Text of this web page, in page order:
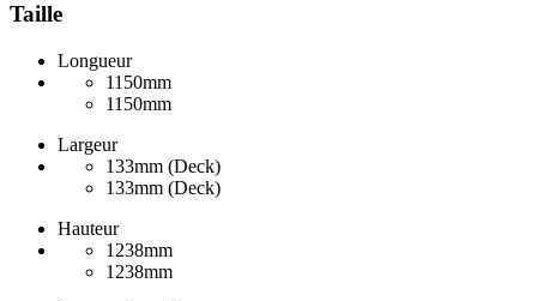
Taille
Longueur
1150mm
1150mm
Largeur
133mm (Deck)
133mm (Deck)
Hauteur
1238mm
1238mm